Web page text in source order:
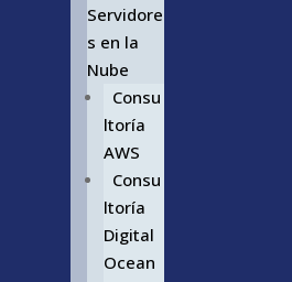
Servidore
s en la
Nube
Consu
ltoría
AWS
Consu
ltoría
Digital
Ocean